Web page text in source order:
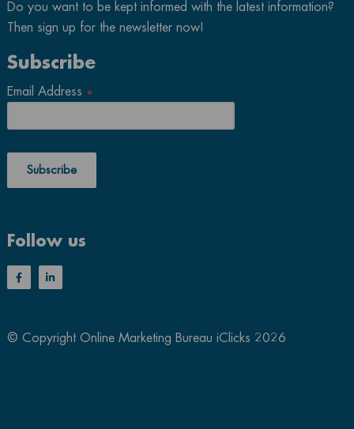
Do you want to be kept informed with the latest information?
Then sign up for the newsletter now!
Subscribe
Email Address *
Follow us
© Copyright Online Marketing Bureau iClicks 2026